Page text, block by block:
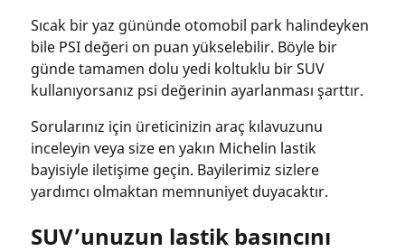
Sıcak bir yaz gününde otomobil park halindeyken
bile PSI değeri on puan yükselebilir. Böyle bir
günde tamamen dolu yedi koltuklu bir SUV
kullanıyorsanız psi değerinin ayarlanması şarttır.
Sorularınız için üreticinizin araç kılavuzunu
inceleyin veya size en yakın Michelin lastik
bayisiyle iletişime geçin. Bayilerimiz sizlere
yardımcı olmaktan memnuniyet duyacaktır.
SUV’unuzun lastik basıncını